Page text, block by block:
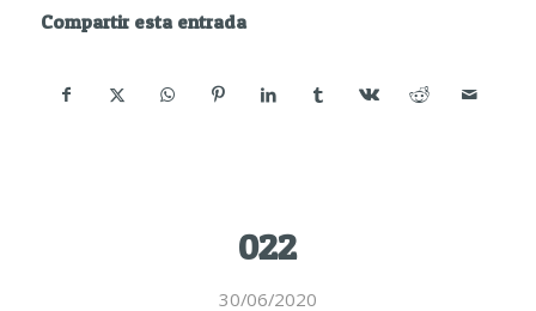
Compartir esta entrada
022
30/06/2020